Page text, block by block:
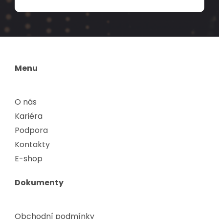
Menu
O nás
Kariéra
Podpora
Kontakty
E-shop
Dokumenty
Obchodní podmínky